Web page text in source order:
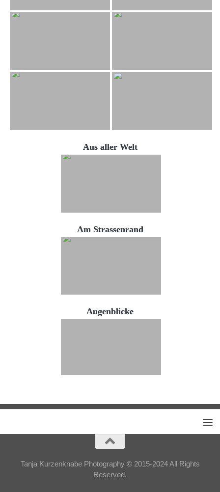
Aus aller Welt
Am Strassenrand
Augenblicke
Tanja Kurzenknabe Photography © 2015-2024 All Rights
Reserved.